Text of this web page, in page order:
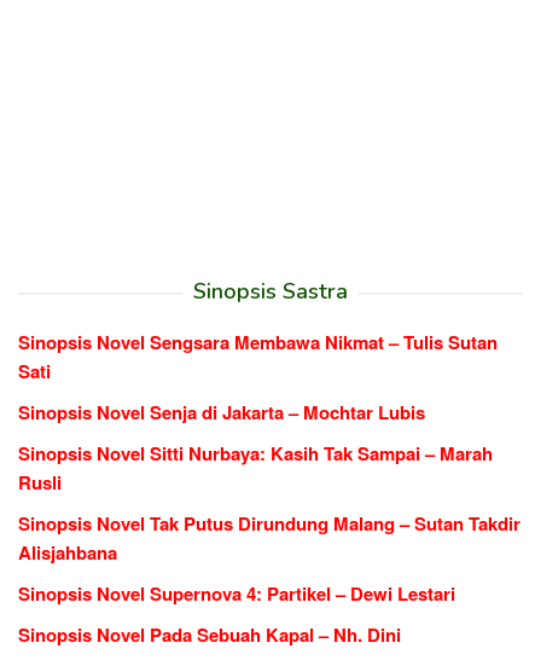
Sinopsis Sastra
Sinopsis Novel Sengsara Membawa Nikmat – Tulis Sutan
Sati
Sinopsis Novel Senja di Jakarta – Mochtar Lubis
Sinopsis Novel Sitti Nurbaya: Kasih Tak Sampai – Marah
Rusli
Sinopsis Novel Tak Putus Dirundung Malang – Sutan Takdir
Alisjahbana
Sinopsis Novel Supernova 4: Partikel – Dewi Lestari
Sinopsis Novel Pada Sebuah Kapal – Nh. Dini